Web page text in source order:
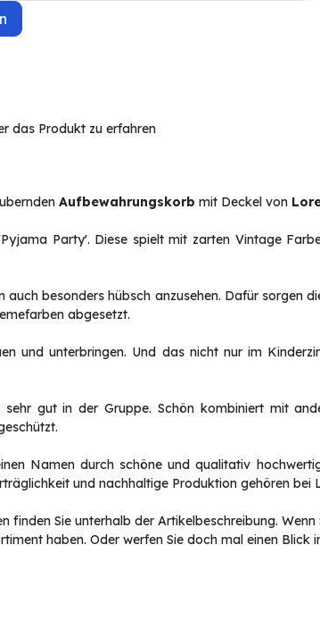
das Produkt zu erfahren
Aufbewahrungskorb mit Deckel von
Party'. Diese spielt mit zarten Vintage
auch besonders hübsch anzusehen. Dafür sorgen
abgesetzt.
und unterbringen. Und das nicht nur im
gut in der Gruppe. Schön kombiniert mit
Namen durch schöne und qualitativ
und nachhaltige Produktion gehören bei
finden Sie unterhalb der Artikelbeschreibung.
haben. Oder werfen Sie doch mal einen Blick